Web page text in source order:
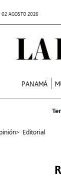
02 AGOSTO 2026
PANAMÁ
> Editorial